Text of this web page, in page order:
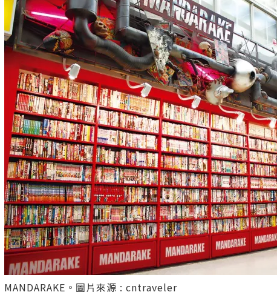
MANDARAKE。圖片來源 : cntraveler